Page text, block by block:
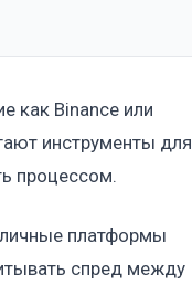
как Binance или
инструменты для
процессом.
платформы
спред между